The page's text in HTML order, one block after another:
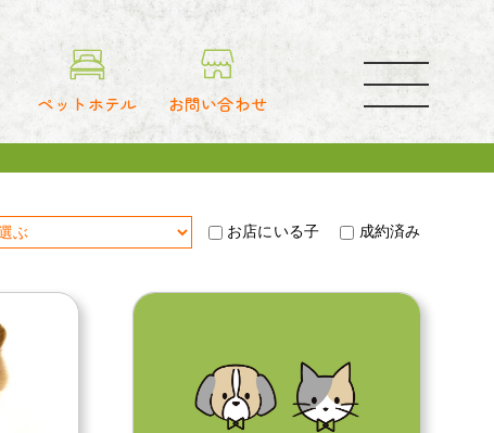
ペットホテル お問い合わせ
toggle
navigation
お店にいる子 成約済み